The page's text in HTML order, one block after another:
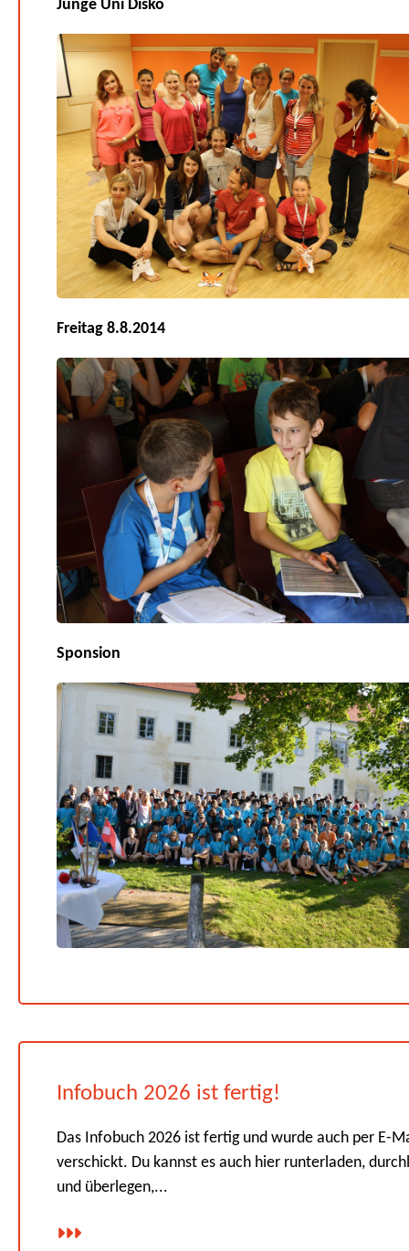
Junge Uni Disko
Freitag 8.8.2014
Sponsion
Infobuch 2026 ist fertig!
Das Infobuch 2026 ist fertig und wurde auch per E-
verschickt. Du kannst es auch hier runterladen,
und überlegen,...